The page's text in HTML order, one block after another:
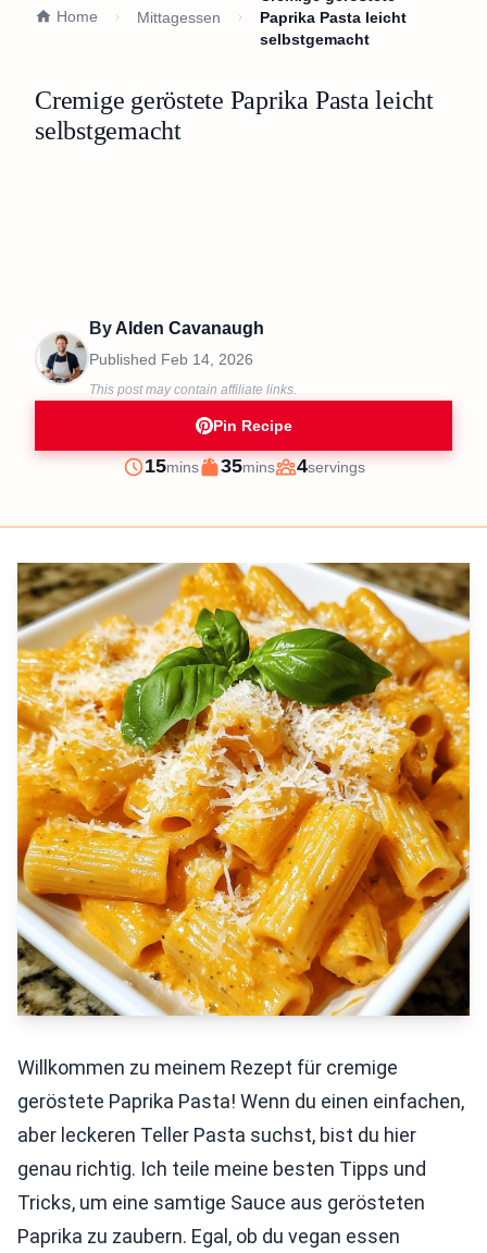
Home Mittagessen
Paprika Pasta leicht
selbstgemacht
Cremige geröstete Paprika Pasta leicht
selbstgemacht
ByAlden Cavanaugh
Published Feb 14, 2026
This post may contain affiliate links.
Pin Recipe
Prep
15minutes
mins
Cook
35minutes
mins
Servings
4servings
Willkommen zu meinem Rezept für cremige
geröstete Paprika Pasta! Wenn du einen einfachen,
aber leckeren Teller Pasta suchst, bist du hier
genau richtig. Ich teile meine besten Tipps und
Tricks, um eine samtige Sauce aus gerösteten
Paprika zu zaubern. Egal, ob du vegan essen